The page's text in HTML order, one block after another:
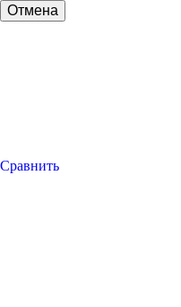
Отмена
Сравнить